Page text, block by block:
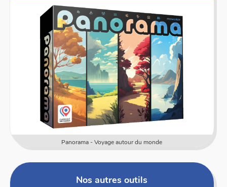
Numericards - Mesure
Nos autres outils